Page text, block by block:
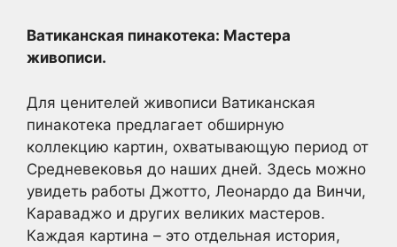
Ватиканская пинакотека: Мастера
живописи.
Для ценителей живописи Ватиканская
пинакотека предлагает обширную
коллекцию картин, охватывающую период от
Средневековья до наших дней. Здесь можно
увидеть работы Джотто, Леонардо да Винчи,
Караваджо и других великих мастеров.
Каждая картина – это отдельная история,